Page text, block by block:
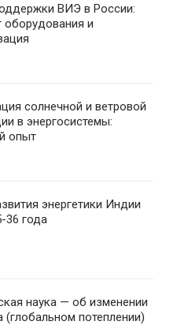
ВИЭ в России:
оборудования и
солнечной и ветровой
в энергосистемы:
опыт
энергетики Индии
36 года
наука — об изменении
(глобальном потеплении)